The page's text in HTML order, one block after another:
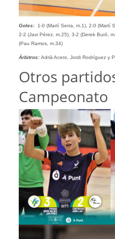
Goles:1-0 (Martí Serra, m.1), 2-0 (Martí
2-2 (Javi Pérez, m.25), 3-2 (Derek Buró,
(Pau Ramos, m.34)
Árbitros:Adrià Acero, Jordi Rodríguez y
Otros
Campeonato